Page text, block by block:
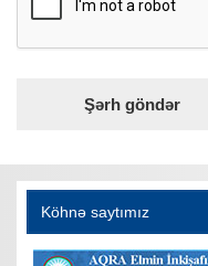
Köhnə saytımız